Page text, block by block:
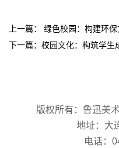
上一篇： 绿色校园：构建环
下一篇： 校园文化：构筑学生
版权所有： 鲁迅美
地址：大
电话：